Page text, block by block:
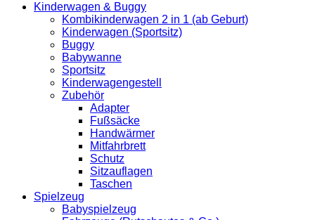
Kinderwagen & Buggy
Kombikinderwagen 2 in 1 (ab Geburt)
Kinderwagen (Sportsitz)
Buggy
Babywanne
Sportsitz
Kinderwagengestell
Zubehör
Adapter
Fußsäcke
Handwärmer
Mitfahrbrett
Schutz
Sitzauflagen
Taschen
Spielzeug
Babyspielzeug